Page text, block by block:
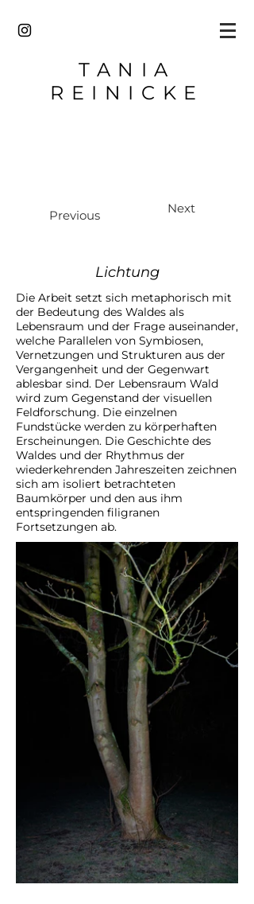
TANIA
REINICKE
Previous Next
Lichtung
Die Arbeit setzt sich metaphorisch mit
der Bedeutung des Waldes als
Lebensraum und der Frage auseinander,
welche Parallelen von Symbiosen,
Vernetzungen und Strukturen aus der
Vergangenheit und der Gegenwart
ablesbar sind. Der Lebensraum Wald
wird zum Gegenstand der visuellen
Feldforschung. Die einzelnen
Fundstücke werden zu körperhaften
Erscheinungen. Die Geschichte des
Waldes und der Rhythmus der
wiederkehrenden Jahreszeiten zeichnen
sich am isoliert betrachteten
Baumkörper und den aus ihm
entspringenden filigranen
Fortsetzungen ab.